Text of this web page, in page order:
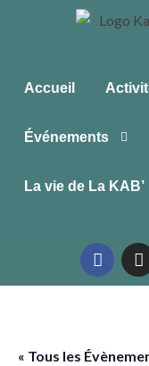
Accueil
Événements
La vie de La KAB’
« Tous les